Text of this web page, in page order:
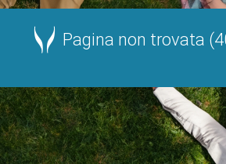
Pagina non trovata